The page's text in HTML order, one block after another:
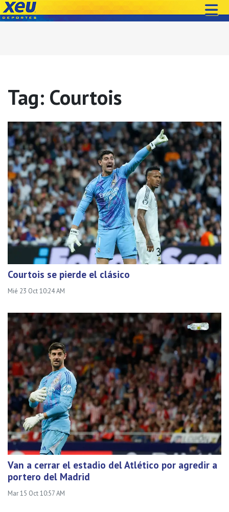
Tag: Courtois
Courtois se pierde el clásico
Mié 23 Oct 10:24 AM
Van a cerrar el estadio del Atlético por agredir a
portero del Madrid
Mar 15 Oct 10:57 AM